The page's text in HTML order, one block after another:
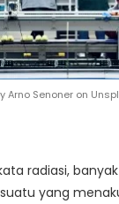
Arno Senoner on
radiasi,
yang